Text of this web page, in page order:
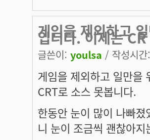
게임을 제외하고
입니다. 이제는 CR
글쓴이: youlsa / 작성시
게임을 제외하고 일만을
CRT로 소스 못봅니다.
한동안 눈이 많이 나빠
니 눈이 조금씩 괜찮아